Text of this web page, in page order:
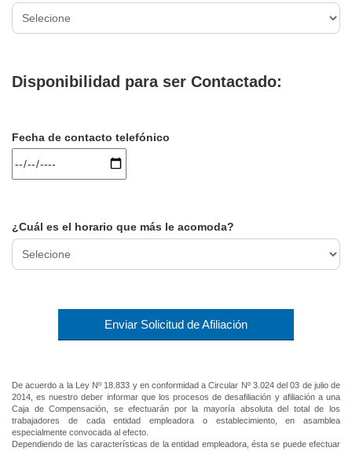
Disponibilidad para ser Contactado:
Fecha de contacto telefónico
¿Cuál es el horario que más le acomoda?
Enviar Solicitud de Afiliación
De acuerdo a la Ley Nº 18.833 y en conformidad a Circular Nº 3.024 del 03 de julio de
2014, es nuestro deber informar que los procesos de desafiliación y afiliación a una
Caja de Compensación, se efectuarán por la mayoría absoluta del total de los
trabajadores de cada entidad empleadora o establecimiento, en asamblea
especialmente convocada al efecto.
Dependiendo de las características de la entidad empleadora, ésta se puede efectuar